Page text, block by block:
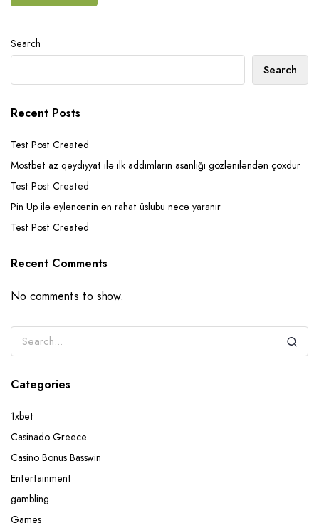
Search
Search
Recent Posts
Test Post Created
Mostbet az qeydiyyat ilə ilk addımların asanlığı gözləniləndən çoxdur
Test Post Created
Pin Up ilə əyləncənin ən rahat üslubu necə yaranır
Test Post Created
Recent Comments
No comments to show.
Categories
1xbet
Casinado Greece
Casino Bonus Basswin
Entertainment
gambling
Games